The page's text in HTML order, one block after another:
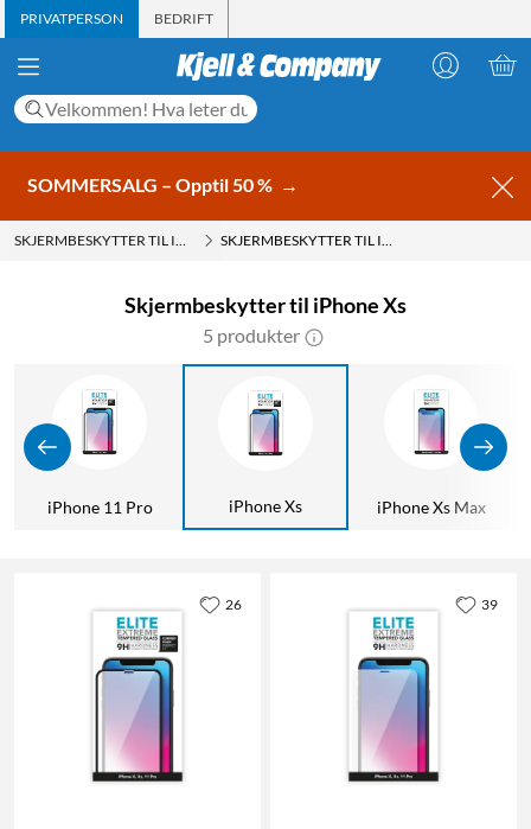
PRIVATPERSON BEDRIFT
SOMMERSALG – Opptil 50 % →
SKJERMBESKYTTER TIL IPHONE SKJERMBESKYTTER TIL IPHONE XS
Skjermbeskytter til iPhone Xs
5 produkter
iPhone 11 Pro iPhone Xs iPhone Xs Max
26 39